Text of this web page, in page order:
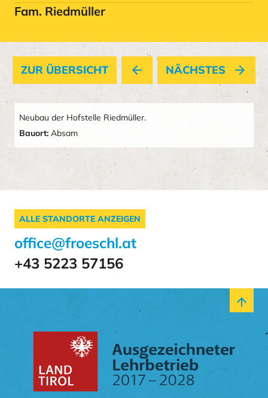
Fam. Riedmüller
ZUR ÜBERSICHT arrow_back NÄCHSTES arrow_forward
Neubau der Hofstelle Riedmüller.
Bauort: Absam
ALLE STANDORTE ANZEIGEN
office@froeschl.at
+43 5223 57156
arrow_upward